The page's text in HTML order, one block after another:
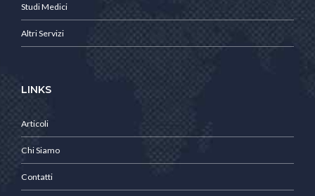
Studi Medici
Altri Servizi
LINKS
Articoli
Chi Siamo
Contatti